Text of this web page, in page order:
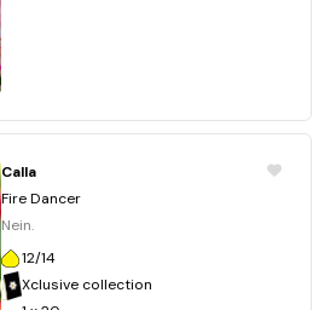
Calla
Fire Dancer
Nein.
12/14
Xclusive collection